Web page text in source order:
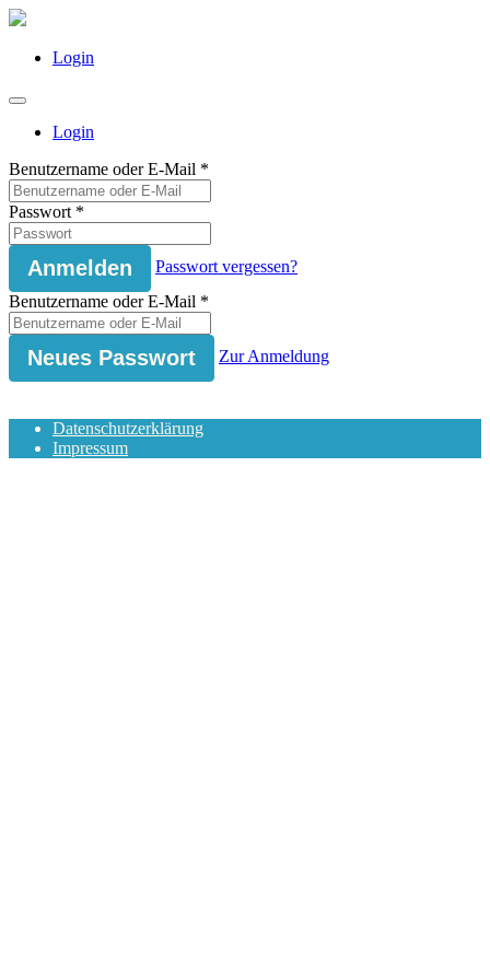
Login
Login
Benutzername oder E-Mail *
Passwort *
Passwort vergessen?
Benutzername oder E-Mail *
Zur Anmeldung
Datenschutzerklärung
Impressum